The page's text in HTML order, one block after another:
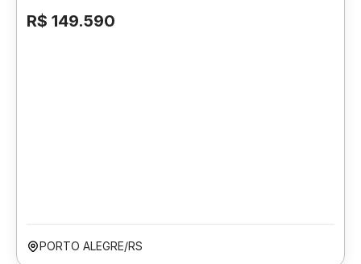
R$ 149.590
PORTO ALEGRE/RS